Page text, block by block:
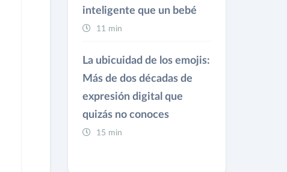
inteligente que un bebé
11 min
La ubicuidad de los emojis:
Más de dos décadas de
expresión digital que
quizás no conoces
15 min